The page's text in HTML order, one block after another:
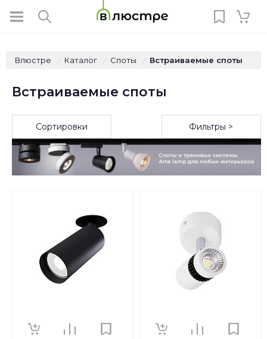
Влюстре / Каталог / Споты / Встраиваемые споты
Встраиваемые споты
Сортировки Фильтры >